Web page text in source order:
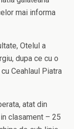
mai informa
Otelul a
dupa ce cu o
Ceahlaul Piatra
atat din
clasament – 25